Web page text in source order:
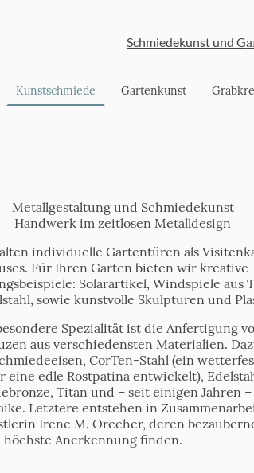
Schmiedekunst und G
Kunstschmiede Gartenkunst
Metallgestaltung und Schmiedekunst
Handwerk im zeitlosen Metalldesign
individuelle Gartentüren als
Für Ihren Garten bieten wir kreative
Solarartikel, Windspiele aus
sowie kunstvolle Skulpturen und
Spezialität ist die Anfertigung
aus verschiedensten Materialien.
CorTen-Stahl (ein
eine edle Rostpatina entwickelt),
Titan und – seit einigen Jahren
Letztere entstehen in
Irene M. Orecher, deren
Anerkennung finden.